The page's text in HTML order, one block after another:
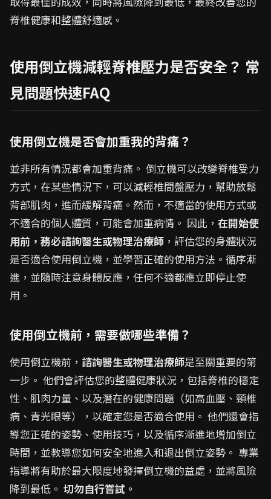
脊椎健康和整體舒適感。
使用倒立機減輕脊椎壓力是否安全？ 常
見問題快速FAQ
使用倒立機是否會加重我的背痛？
並非所有情況都會加重背痛。 倒立機可以改變脊椎受力
方式，在某些情況下，可以減輕椎間盤壓力，幫助放鬆
背部肌肉，進而緩解背痛。然而，不適當的使用方式或
不適合的個人體質，可能會加重病情。 因此， 在開始使
用前，務必諮詢醫生或物理治療師 ，評估您的身體狀況
是否適合使用倒立機，並學習正確的使用方法。循序漸
進，並隨時注意身體反應，任何不適都應立即停止使
用。
使用倒立機前，需要做哪些準備？
使用倒立機前， 諮詢醫生或物理治療師是至關重要的第
一步。 他們會評估您的整體健康狀況，包括脊椎的穩定
性、肌肉力量、以及潛在的健康問題（如高血壓、頸椎
病、青光眼等），以確定您是否適合使用。 他們還會指
導您正確的姿勢、使用技巧，以及循序漸進地增加倒立
時間，並教導您如何安全地進入和退出倒立姿勢。 專業
指導將有助於最大限度地發揮倒立機的益處，並將風險
降到最低。 切勿自行嘗試。